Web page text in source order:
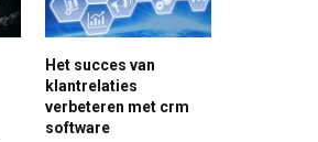
Het succes van
klantrelaties
verbeteren met crm
software